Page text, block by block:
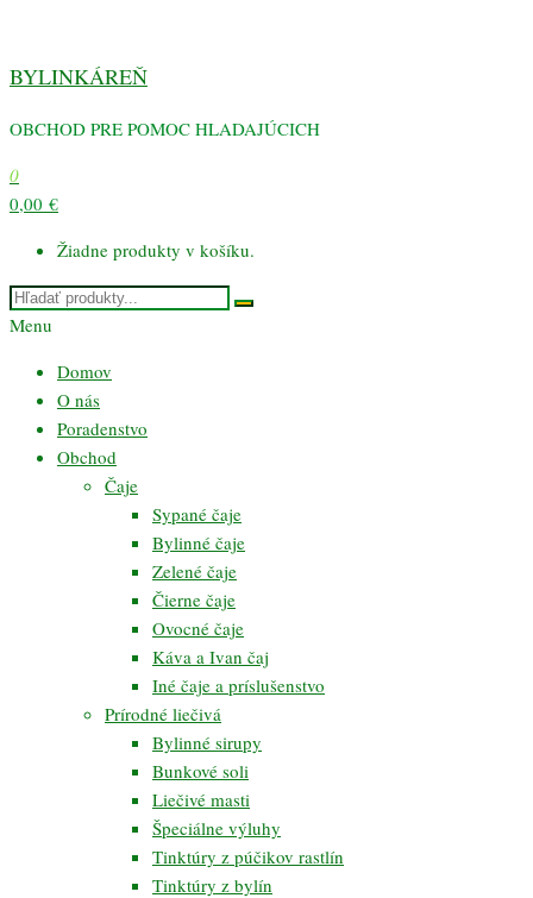
obsah
BYLINKÁREŇ
OBCHOD PRE POMOC HLADAJÚCICH
0
0,00 €
Žiadne produkty v košíku.
Menu
Domov
O nás
Poradenstvo
Obchod
Čaje
Sypané čaje
Bylinné čaje
Zelené čaje
Čierne čaje
Ovocné čaje
Káva a Ivan čaj
Iné čaje a príslušenstvo
Prírodné liečivá
Bylinné sirupy
Bunkové soli
Liečivé masti
Špeciálne výluhy
Tinktúry z púčikov rastlín
Tinktúry z bylín